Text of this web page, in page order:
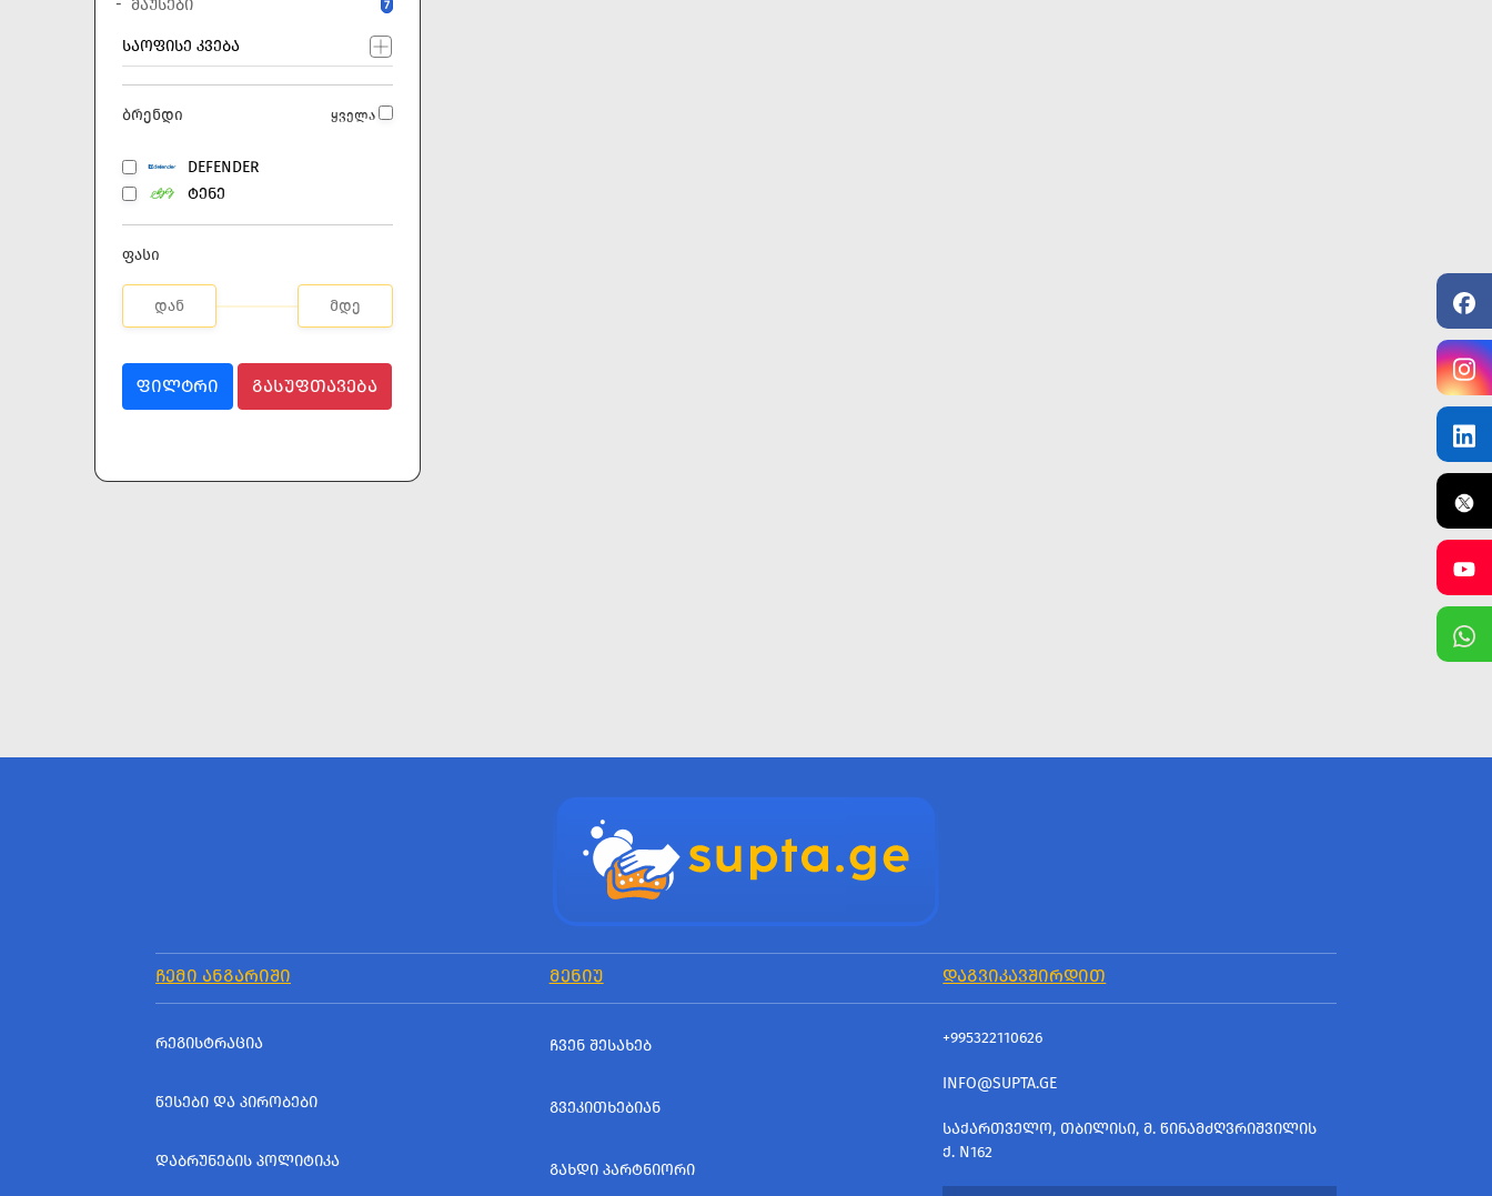
ᲛᲐᲣᲡᲔᲑᲘ 7
ᲡᲐᲝᲤᲘᲡᲔ ᲙᲕᲔᲑᲐ
ბრენდი ყველა
DEFENDER
ᲢᲔᲜᲔ
ფასი
ᲤᲘᲚᲢᲠᲘ ᲒᲐᲡᲣᲤᲗᲐᲕᲔᲑᲐ
ᲩᲔᲛᲘ ᲐᲜᲒᲐᲠᲘᲨᲘ ᲛᲔᲜᲘᲣ ᲓᲐᲒᲕᲘᲙᲐᲕᲨᲘᲠᲓᲘᲗ
ᲠᲔᲒᲘᲡᲢᲠᲐᲪᲘᲐ
ᲬᲔᲡᲔᲑᲘ ᲓᲐ ᲞᲘᲠᲝᲑᲔᲑᲘ
ᲓᲐᲑᲠᲣᲜᲔᲑᲘᲡ ᲞᲝᲚᲘᲢᲘᲙᲐ
ᲩᲕᲔᲜ ᲨᲔᲡᲐᲮᲔᲑ
ᲒᲕᲔᲙᲘᲗᲮᲔᲑᲘᲐᲜ
ᲒᲐᲮᲓᲘ ᲞᲐᲠᲢᲜᲘᲝᲠᲘ
+995322110626
INFO@SUPTA.GE
ᲡᲐᲥᲐᲠᲗᲕᲔᲚᲝ, ᲗᲑᲘᲚᲘᲡᲘ, Მ. ᲬᲘᲜᲐᲛᲫᲦᲕᲠᲘᲨᲕᲘᲚᲘᲡ
Ქ. N162